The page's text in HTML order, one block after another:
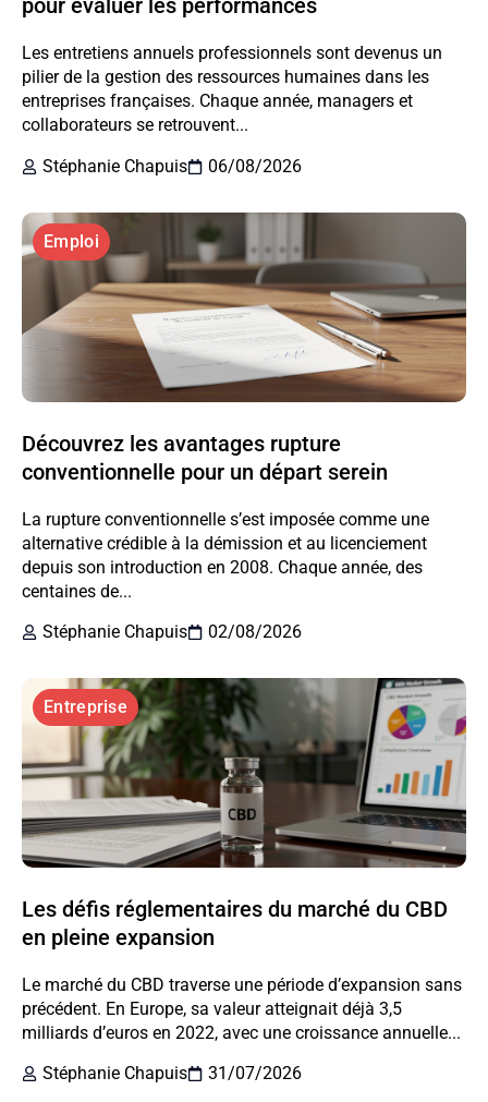
pour évaluer les performances
Les entretiens annuels professionnels sont devenus un
pilier de la gestion des ressources humaines dans les
entreprises françaises. Chaque année, managers et
collaborateurs se retrouvent...
Stéphanie Chapuis
06/08/2026
Emploi
Découvrez les avantages rupture
conventionnelle pour un départ serein
La rupture conventionnelle s’est imposée comme une
alternative crédible à la démission et au licenciement
depuis son introduction en 2008. Chaque année, des
centaines de...
Stéphanie Chapuis
02/08/2026
Entreprise
Les défis réglementaires du marché du CBD
en pleine expansion
Le marché du CBD traverse une période d’expansion sans
précédent. En Europe, sa valeur atteignait déjà 3,5
milliards d’euros en 2022, avec une croissance annuelle...
Stéphanie Chapuis
31/07/2026